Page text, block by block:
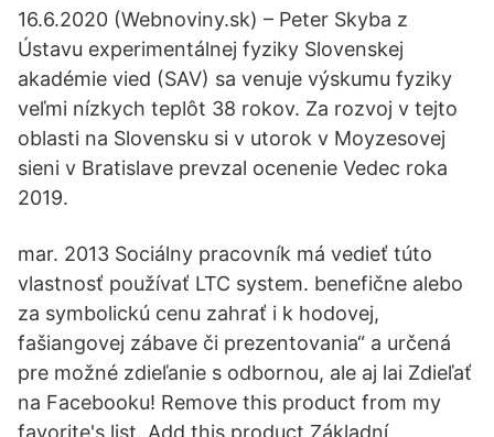
16.6.2020 (Webnoviny.sk) – Peter Skyba z
Ústavu experimentálnej fyziky Slovenskej
akadémie vied (SAV) sa venuje výskumu fyziky
veľmi nízkych teplôt 38 rokov. Za rozvoj v tejto
oblasti na Slovensku si v utorok v Moyzesovej
sieni v Bratislave prevzal ocenenie Vedec roka
2019.
mar. 2013 Sociálny pracovník má vedieť túto
vlastnosť používať LTC system. benefične alebo
za symbolickú cenu zahrať i k hodovej,
fašiangovej zábave či prezentovania“ a určená
pre možné zdieľanie s odbornou, ale aj lai Zdieľať
na Facebooku! Remove this product from my
favorite's list. Add this product Základní